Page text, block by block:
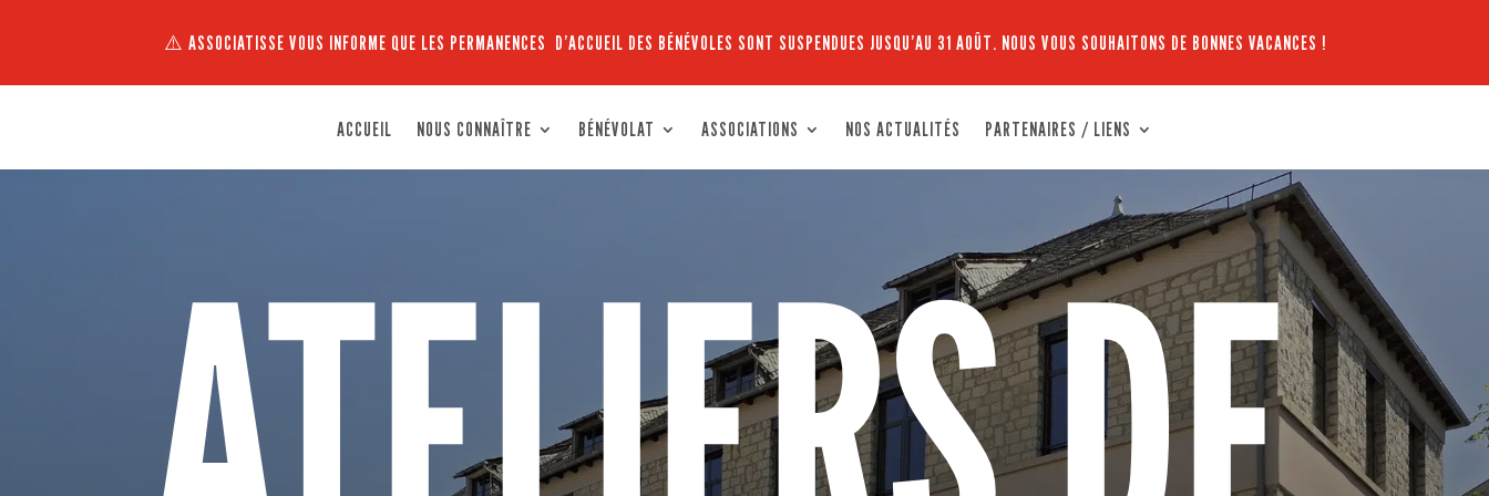
⚠️ ASSOCIATISSE VOUS INFORME QUE LES PERMANENCES D’ACCUEIL DES BÉNÉVOLES SONT SUSPENDUES JUSQU’AU 31 AOÛT. NOUS VOUS SOUHAITONS DE BONNES VACANCES !
ACCUEIL NOUS CONNAÎTRE BÉNÉVOLAT ASSOCIATIONS NOS ACTUALITÉS PARTENAIRES / LIENS